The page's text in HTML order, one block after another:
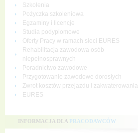
Szkolenia
Pożyczka szkoleniowa
Egzaminy i licencje
Studia podyplomowe
Oferty Pracy w ramach sieci EURES
Rehabilitacja zawodowa osób
niepełnosprawnych
Poradnictwo zawodowe
Przygotowanie zawodowe dorosłych
Zwrot kosztów przejazdu i zakwaterowania
EURES
INFORMACJA DLA PRACODAWCÓW